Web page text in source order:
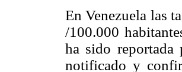
En Venezuela las
/100.000
ha sido reportada
notificado y